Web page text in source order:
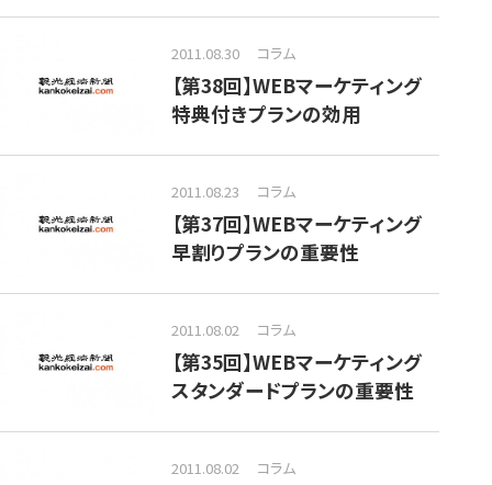
2011.08.30 コラム
【第38回】WEBマーケティング
特典付きプランの効用
2011.08.23 コラム
【第37回】WEBマーケティング
早割りプランの重要性
2011.08.02 コラム
【第35回】WEBマーケティング
スタンダードプランの重要性
2011.08.02 コラム